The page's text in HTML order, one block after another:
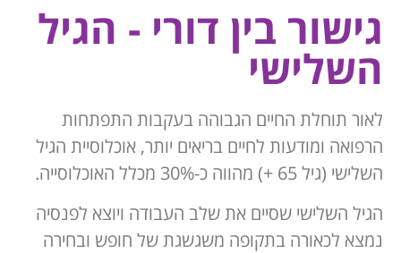
גישור בין דורי - הגיל
השלישי
לאור תוחלת החיים הגבוהה בעקבות התפתחות
הרפואה ומודעות לחיים בריאים יותר, אוכלוסיית הגיל
השלישי (גיל 65 +) מהווה כ-30% מכלל האוכלוסייה.
הגיל השלישי שסיים את שלב העבודה ויוצא לפנסיה
נמצא לכאורה בתקופה משגשגת של חופש ובחירה